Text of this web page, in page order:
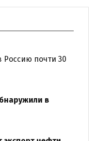
почти 30
в